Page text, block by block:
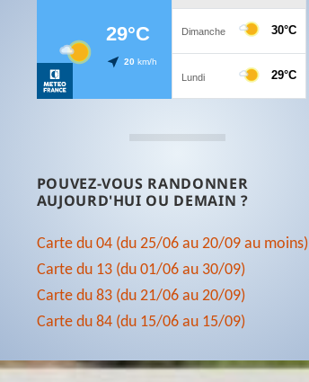
POUVEZ-VOUS RANDONNER
AUJOURD'HUI OU DEMAIN ?
Carte du 04 (du 25/06 au 20/09 au moins)
Carte du 13 (du 01/06 au 30/09)
Carte du 83 (du 21/06 au 20/09)
Carte du 84 (du 15/06 au 15/09)